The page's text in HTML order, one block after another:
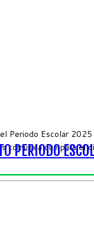
Periodo Escolar
que para el
PERIODO